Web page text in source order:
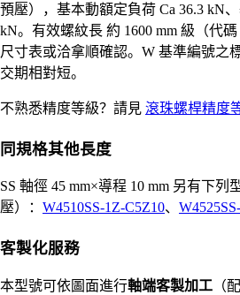
預壓），基本動額定負荷 Ca 36.3 kN
kN。有效螺紋長 約 1600 mm 級（代
尺寸表或洽拿順確認。W 基準編號之
交期相對短。
不熟悉精度等級？請見 滾珠螺桿精度
同規格其他長度
SS 軸徑 45 mm×導程 10 mm 另有下列
壓）： W4510SS-1Z-C5Z10、
客製化服務
本型號可依圖面進行軸端客製加工 （